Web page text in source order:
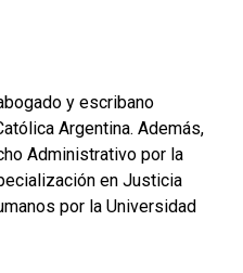
y escribano
Argentina. Además,
Administrativo por la
en Justicia
por la Universidad